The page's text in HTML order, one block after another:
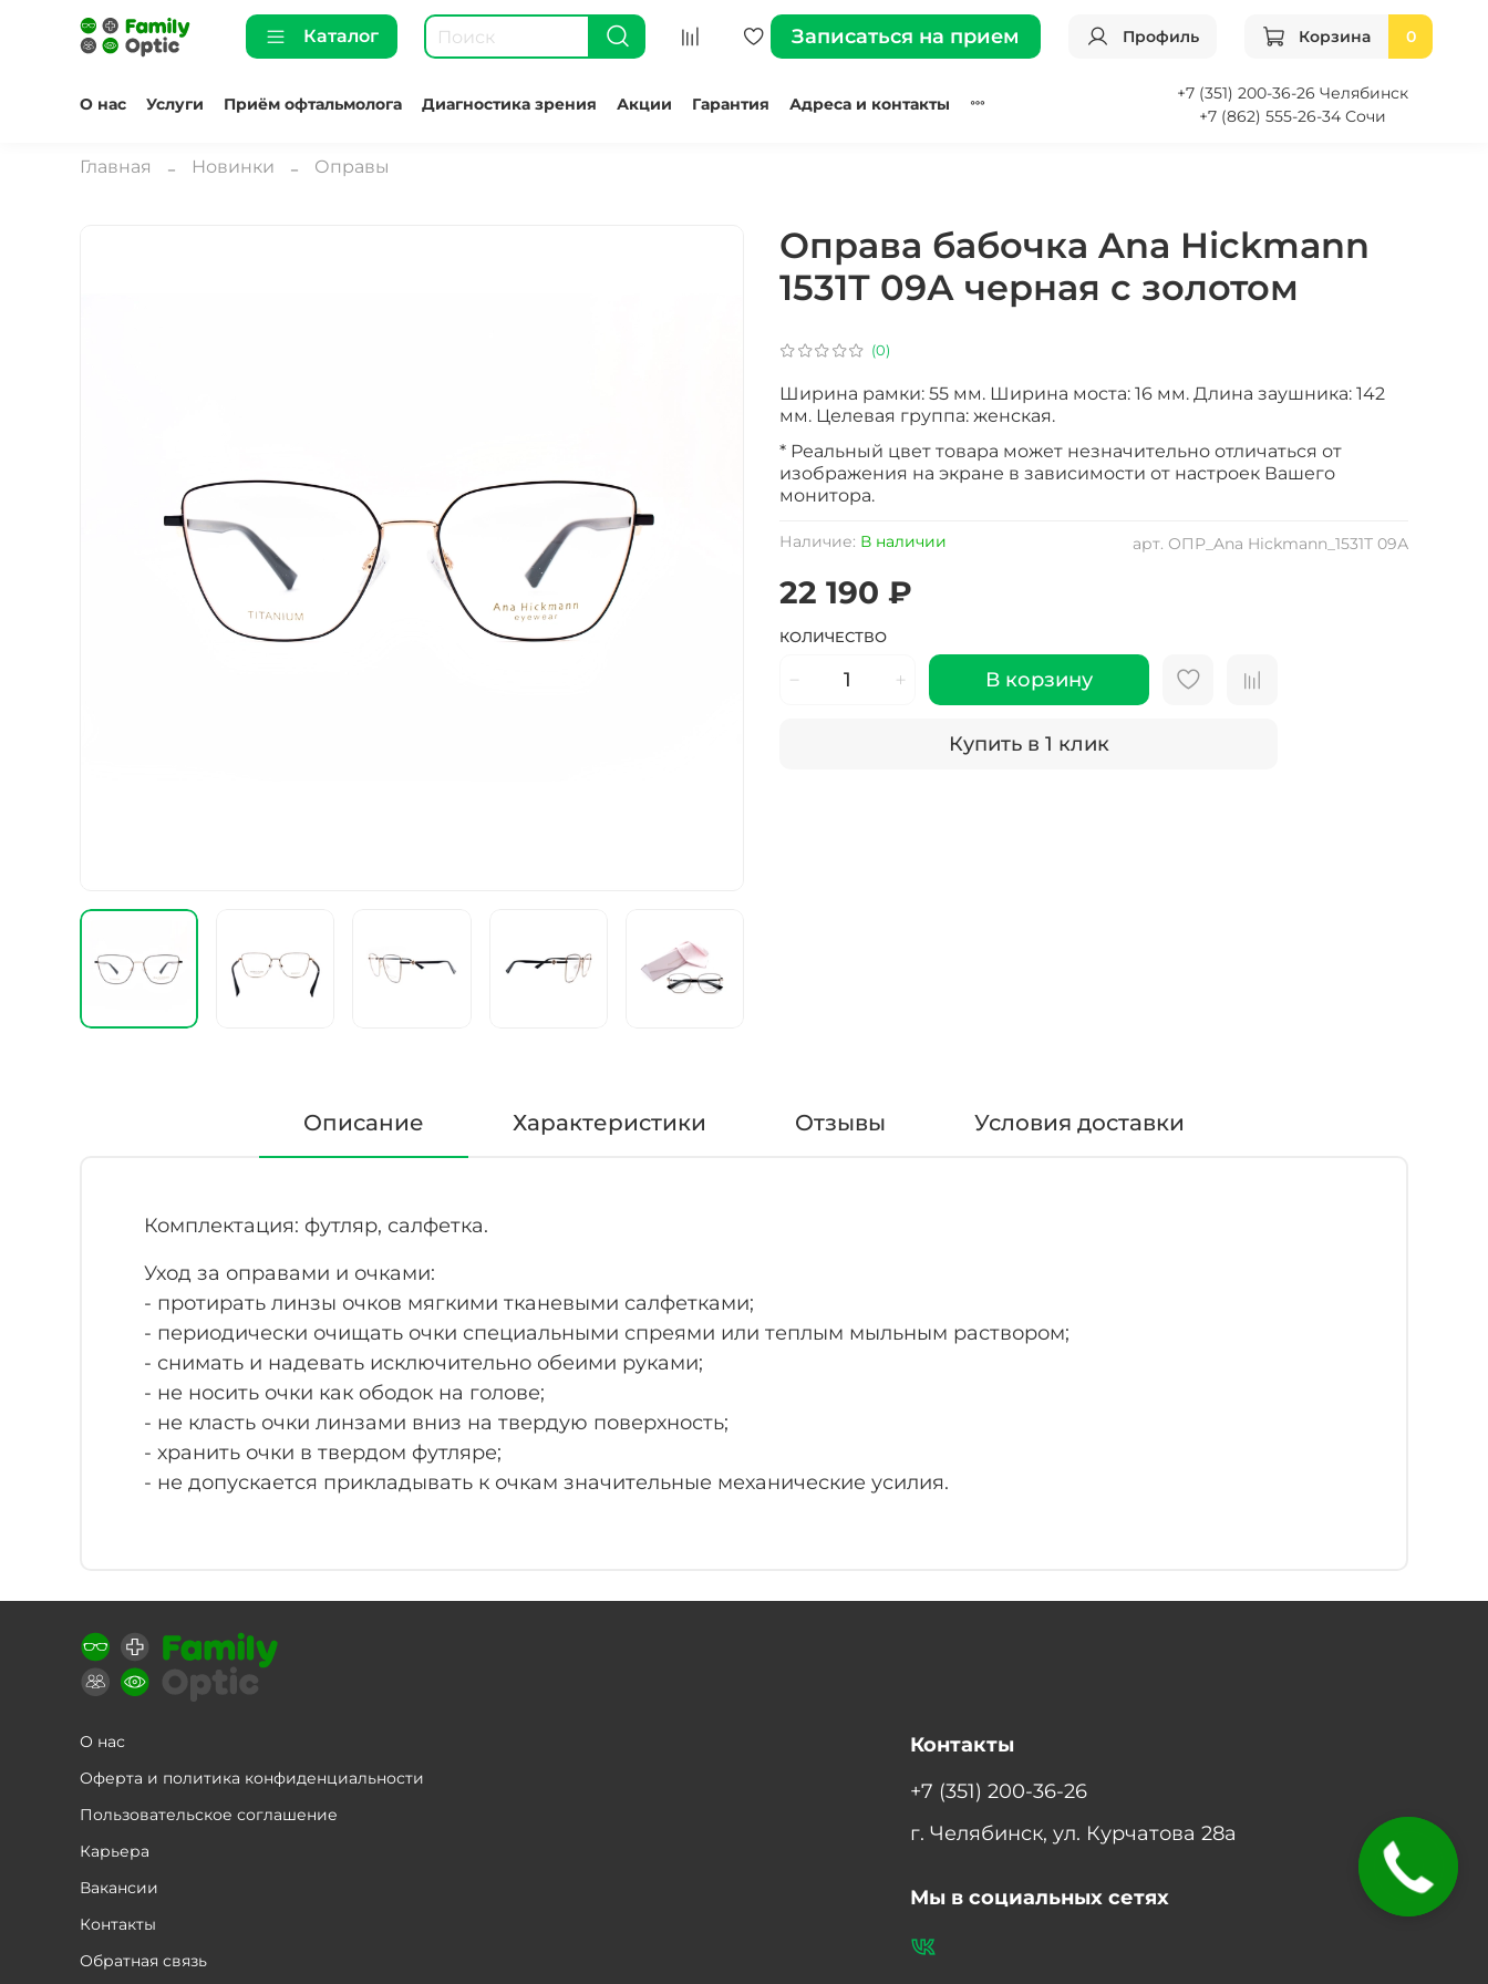
Каталог Записаться на прием Профиль Корзина 0
О нас Услуги Приём офтальмолога Диагностика зрения Акции Гарантия Адреса и контакты
+7 (351) 200-36-26 Челябинск
+7 (862) 555-26-34 Сочи
Главная Новинки Оправы
(0)
арт. ОПР_Ana Hickmann_1531Т 09А
Наличие: В наличии
Оправа бабочка Ana Hickmann
1531Т 09А черная с золотом
22 190 ₽
КОЛИЧЕСТВО
В корзину
Купить в 1 клик
Ширина рамки: 55 мм. Ширина моста: 16 мм. Длина заушника: 142
мм. Целевая группа: женская.
* Реальный цвет товара может незначительно отличаться от
изображения на экране в зависимости от настроек Вашего
монитора.
Описание Характеристики Отзывы Условия доставки
Комплектация: футляр, салфетка.
Уход за оправами и очками:
- протирать линзы очков мягкими тканевыми салфетками;
- периодически очищать очки специальными спреями или теплым мыльным раствором;
- снимать и надевать исключительно обеими руками;
- не носить очки как ободок на голове;
- не класть очки линзами вниз на твердую поверхность;
- хранить очки в твердом футляре;
- не допускается прикладывать к очкам значительные механические усилия.
О нас
Оферта и политика конфиденциальности
Пользовательское соглашение
Карьера
Вакансии
Контакты
Обратная связь
Контакты
+7 (351) 200-36-26
г. Челябинск, ул. Курчатова 28а
Мы в социальных сетях